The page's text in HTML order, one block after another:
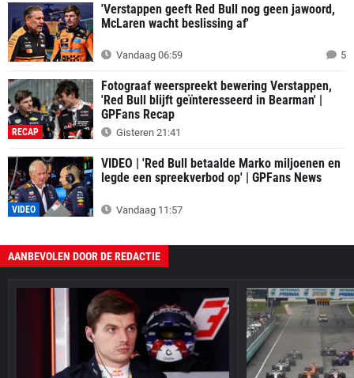
'Verstappen geeft Red Bull nog geen jawoord,
McLaren wacht beslissing af'
Vandaag 06:59 5
RECAP
Fotograaf weerspreekt bewering Verstappen,
'Red Bull blijft geïnteresseerd in Bearman' |
GPFans Recap
Gisteren 21:41
VIDEO
VIDEO | 'Red Bull betaalde Marko miljoenen en
legde een spreekverbod op' | GPFans News
Vandaag 11:57
AANBEVOLEN DOOR DE REDACTIE